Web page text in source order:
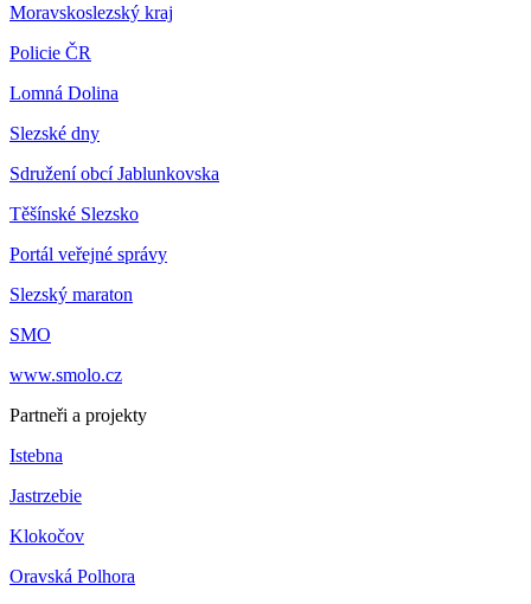
Moravskoslezský kraj
Policie ČR
Lomná Dolina
Slezské dny
Sdružení obcí Jablunkovska
Těšínské Slezsko
Portál veřejné správy
Slezský maraton
SMO
www.smolo.cz
Partneři a projekty
Istebna
Jastrzebie
Klokočov
Oravská Polhora